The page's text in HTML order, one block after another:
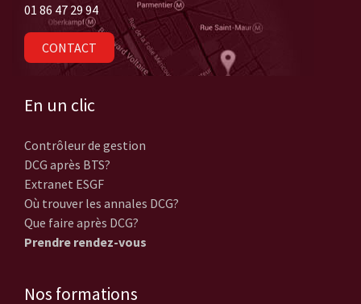
01 86 47 29 94
CONTACT
En un clic
Contrôleur de gestion
DCG après BTS?
Extranet ESGF
Où trouver les annales DCG?
Que faire après DCG?
Prendre rendez-vous
Nos formations